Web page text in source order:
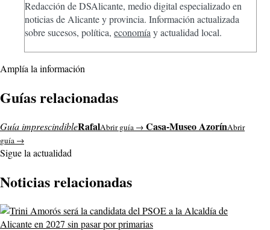
Redacción de DSAlicante, medio digital especializado en
noticias de Alicante y provincia. Información actualizada
sobre sucesos, política, economía y actualidad local.
Amplía la información
Guías relacionadas
Guía imprescindibleRafalAbrir guía → Casa-Museo AzorínAbrir
guía →
Sigue la actualidad
Noticias relacionadas